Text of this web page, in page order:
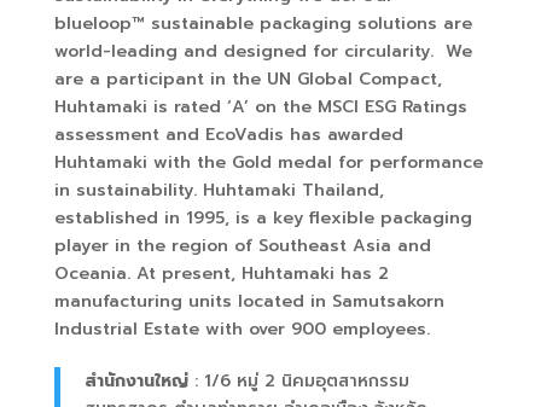
blueloop™ sustainable packaging solutions are
world-leading and designed for circularity. We
are a participant in the UN Global Compact,
Huhtamaki is rated ‘A’ on the MSCI ESG Ratings
assessment and EcoVadis has awarded
Huhtamaki with the Gold medal for performance
in sustainability. Huhtamaki Thailand,
established in 1995, is a key flexible packaging
player in the region of Southeast Asia and
Oceania. At present, Huhtamaki has 2
manufacturing units located in Samutsakorn
Industrial Estate with over 900 employees.
สำนักงานใหญ่: 1/6 หมู่ 2 นิคมอุตสาหกรรม